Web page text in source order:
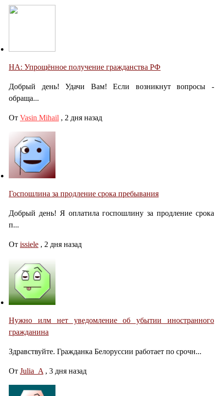
НА: Упрощённое получение гражданства РФ
Добрый день! Удачи Вам! Если возникнут вопросы -
обраща...
От Vasin Mihail , 2 дня назад
Госпошлина за продление срока пребывания
Добрый день! Я оплатила госпошлину за продление срока
п...
От issiele , 2 дня назад
Нужно илм нет уведомление об убытии иностранного
гражданина
Здравствуйте. Гражданка Белоруссии работает по срочн...
От Julia_A , 3 дня назад